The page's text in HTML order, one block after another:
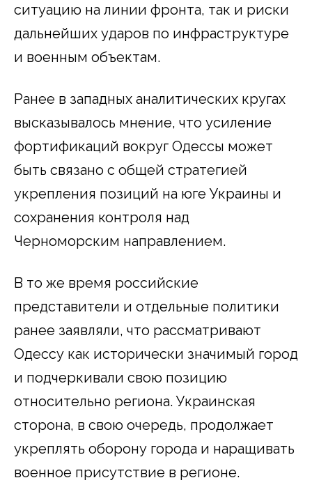
ситуацию на линии фронта, так и риски
дальнейших ударов по инфраструктуре
и военным объектам.
Ранее в западных аналитических кругах
высказывалось мнение, что усиление
фортификаций вокруг Одессы может
быть связано с общей стратегией
укрепления позиций на юге Украины и
сохранения контроля над
Черноморским направлением.
В то же время российские
представители и отдельные политики
ранее заявляли, что рассматривают
Одессу как исторически значимый город
и подчеркивали свою позицию
относительно региона. Украинская
сторона, в свою очередь, продолжает
укреплять оборону города и наращивать
военное присутствие в регионе.